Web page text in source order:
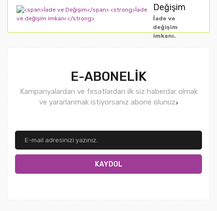
Değişim
İade ve
değişim
imkanı.
E-ABONELİK
Kampanyalardan ve fırsatlardan ilk siz haberdar olmak
ve yararlanmak istiyorsanız abone olunuz>
KAYDOL